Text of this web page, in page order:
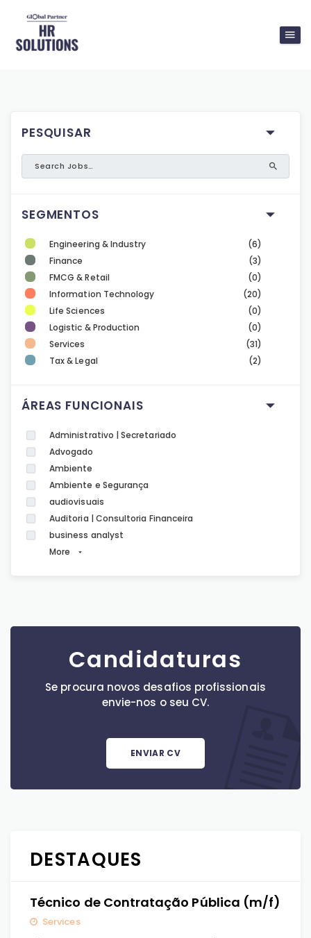
PESQUISAR
SEGMENTOS
Engineering & Industry
(6)
Finance
(3)
FMCG & Retail
(0)
Information Technology
(20)
Life Sciences
(0)
Logistic & Production
(0)
Services
(31)
Tax & Legal
(2)
ÁREAS FUNCIONAIS
Administrativo | Secretariado
Advogado
Ambiente
Ambiente e Segurança
audiovisuais
Auditoria | Consultoria Financeira
business analyst
More
Candidaturas
Se procura novos desafios profissionais
envie-nos o seu CV.
ENVIAR CV
DESTAQUES
Técnico de Contratação Pública (m/f)
Services